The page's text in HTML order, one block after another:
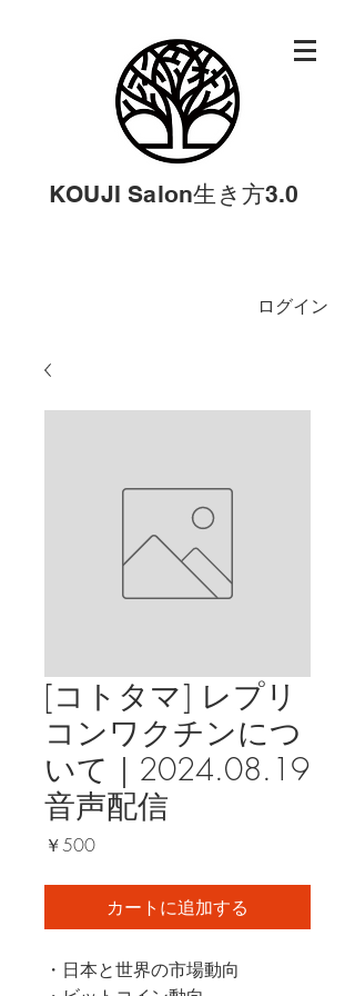
KOUJI Salon生き方3.0
ログイン
[コトタマ] レプリ
コンワクチンにつ
いて｜2024.08.19
音声配信
￥500価
カートに追加する
・日本と世界の市場動向